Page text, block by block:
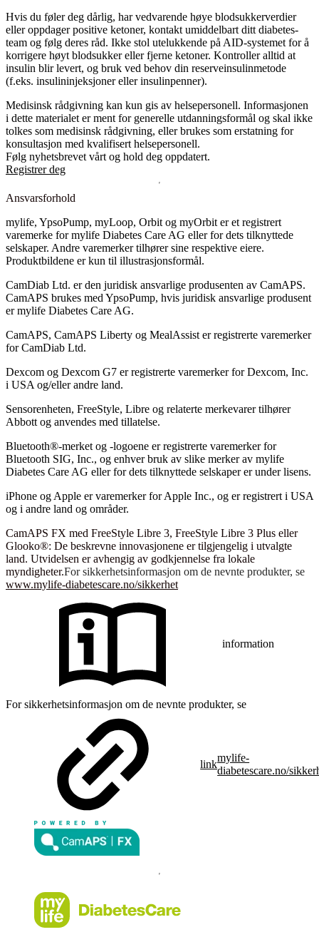
Hvis du føler deg dårlig, har vedvarende høye blodsukkerverdier
eller oppdager positive ketoner, kontakt umiddelbart ditt diabetes-
team og følg deres råd. Ikke stol utelukkende på AID-systemet for å
korrigere høyt blodsukker eller fjerne ketoner. Kontroller alltid at
insulin blir levert, og bruk ved behov din reserveinsulinmetode
(f.eks. insulininjeksjoner eller insulinpenner).
Medisinsk rådgivning kan kun gis av helsepersonell. Informasjonen
i dette materialet er ment for generelle utdanningsformål og skal ikke
tolkes som medisinsk rådgivning, eller brukes som erstatning for
konsultasjon med kvalifisert helsepersonell.
Følg nyhetsbrevet vårt og hold deg oppdatert.
Registrer deg
Ansvarsforhold
mylife, YpsoPump, myLoop, Orbit og myOrbit er et registrert
varemerke for mylife Diabetes Care AG eller for dets tilknyttede
selskaper. Andre varemerker tilhører sine respektive eiere.
Produktbildene er kun til illustrasjonsformål.
CamDiab Ltd. er den juridisk ansvarlige produsenten av CamAPS.
CamAPS brukes med YpsoPump, hvis juridisk ansvarlige produsent
er mylife Diabetes Care AG.
CamAPS, CamAPS Liberty og MealAssist er registrerte varemerker
for CamDiab Ltd.
Dexcom og Dexcom G7 er registrerte varemerker for Dexcom, Inc.
i USA og/eller andre land.
Sensorenheten, FreeStyle, Libre og relaterte merkevarer tilhører
Abbott og anvendes med tillatelse.
Bluetooth®-merket og -logoene er registrerte varemerker for
Bluetooth SIG, Inc., og enhver bruk av slike merker av mylife
Diabetes Care AG eller for dets tilknyttede selskaper er under lisens.
iPhone og Apple er varemerker for Apple Inc., og er registrert i USA
og i andre land og områder.
CamAPS FX med FreeStyle Libre 3, FreeStyle Libre 3 Plus eller
Glooko®: De beskrevne innovasjonene er tilgjengelig i utvalgte
land. Utvidelsen er avhengig av godkjennelse fra lokale
myndigheter.For sikkerhetsinformasjon om de nevnte produkter, se
www.mylife-diabetescare.no/sikkerhet
information
For sikkerhetsinformasjon om de nevnte produkter, se
link
mylife-
diabetescare.no/